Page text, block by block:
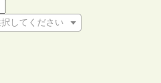
してください
さい